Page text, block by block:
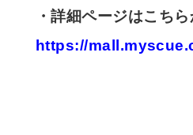
・詳細ページはこちら
https://